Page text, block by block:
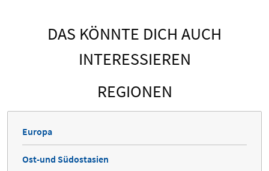
DAS KÖNNTE DICH AUCH
INTERESSIEREN
REGIONEN
Europa
Ost-und Südostasien